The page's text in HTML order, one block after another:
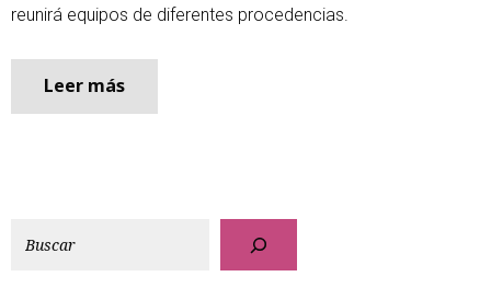
reunirá equipos de diferentes procedencias.
Leer más